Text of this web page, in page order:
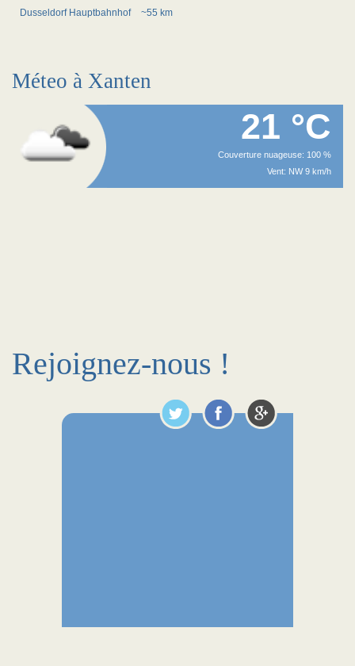
Dusseldorf Hauptbahnhof
~55 km
Méteo à Xanten
21 °C
Couverture nuageuse: 100 %
Vent: NW 9 km/h
Rejoignez-nous !